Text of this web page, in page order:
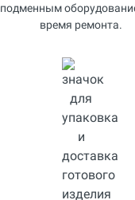
подменным
время ремонта.